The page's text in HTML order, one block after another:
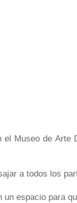
Museo de
a todos los
espacio para